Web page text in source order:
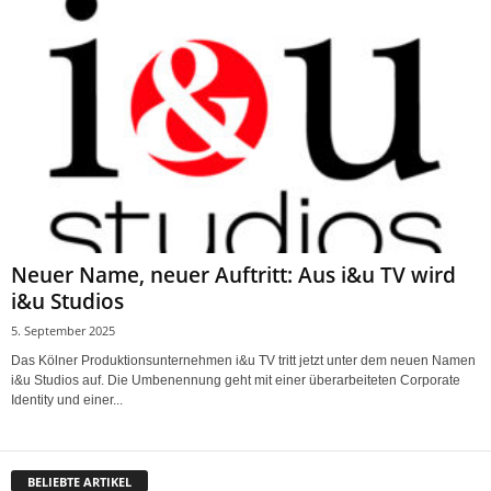
Neuer Name, neuer Auftritt: Aus i&u TV wird
i&u Studios
5. September 2025
Das Kölner Produktionsunternehmen i&u TV tritt jetzt unter dem neuen Namen
i&u Studios auf. Die Umbenennung geht mit einer überarbeiteten Corporate
Identity und einer...
BELIEBTE ARTIKEL